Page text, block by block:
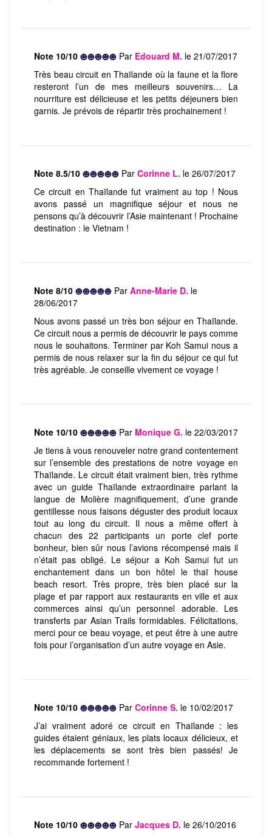
Note 10/10 Par Edouard M. le 21/07/2017
Très beau circuit en Thaïlande où la faune et la flore
resteront l’un de mes meilleurs souvenirs… La
nourriture est délicieuse et les petits déjeuners bien
garnis. Je prévois de répartir très prochainement !
Note 8.5/10 Par Corinne L. le 26/07/2017
Ce circuit en Thaïlande fut vraiment au top ! Nous
avons passé un magnifique séjour et nous ne
pensons qu’à découvrir l’Asie maintenant ! Prochaine
destination : le Vietnam !
Note 8/10 Par Anne-Marie D. le
28/06/2017
Nous avons passé un très bon séjour en Thaïlande.
Ce circuit nous a permis de découvrir le pays comme
nous le souhaitons. Terminer par Koh Samui nous a
permis de nous relaxer sur la fin du séjour ce qui fut
très agréable. Je conseille vivement ce voyage !
Note 10/10 Par Monique G. le 22/03/2017
Je tiens à vous renouveler notre grand contentement
sur l’ensemble des prestations de notre voyage en
Thaïlande. Le circuit était vraiment bien, très rythme
avec un guide Thaïlande extraordinaire parlant la
langue de Molière magnifiquement, d’une grande
gentillesse nous faisons déguster des produit locaux
tout au long du circuit. Il nous a même offert à
chacun des 22 participants un porte clef porte
bonheur, bien sûr nous l’avions récompensé mais il
n’était pas obligé. Le séjour a Koh Samui fut un
enchantement dans un bon hôtel le thaï house
beach resort. Très propre, très bien placé sur la
plage et par rapport aux restaurants en ville et aux
commerces ainsi qu’un personnel adorable. Les
transferts par Asian Trails formidables. Félicitations,
merci pour ce beau voyage, et peut être à une autre
fois pour l’organisation d’un autre voyage en Asie.
Note 10/10 Par Corinne S. le 10/02/2017
J’ai vraiment adoré ce circuit en Thaïlande : les
guides étaient géniaux, les plats locaux délicieux, et
les déplacements se sont très bien passés! Je
recommande fortement !
Note 10/10 Par Jacques D. le 26/10/2016